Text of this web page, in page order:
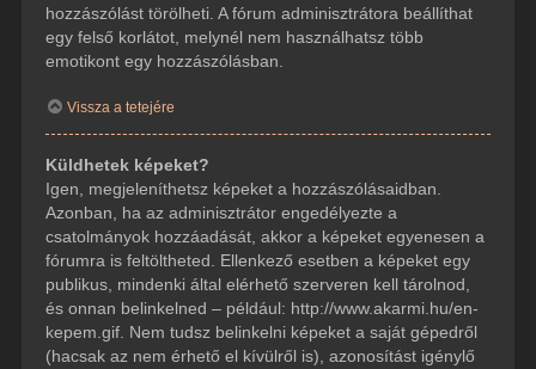
hozzászólást törölheti. A fórum adminisztrátora beállíthat
egy felső korlátot, melynél nem használhatsz több
emotikont egy hozzászólásban.
Vissza a tetejére
Küldhetek képeket?
Igen, megjeleníthetsz képeket a hozzászólásaidban.
Azonban, ha az adminisztrátor engedélyezte a
csatolmányok hozzáadását, akkor a képeket egyenesen a
fórumra is feltöltheted. Ellenkező esetben a képeket egy
publikus, mindenki által elérhető szerveren kell tárolnod,
és onnan belinkelned – például: http://www.akarmi.hu/en-
kepem.gif. Nem tudsz belinkelni képeket a saját gépedről
(hacsak az nem érhető el kívülről is), azonosítást igénylő